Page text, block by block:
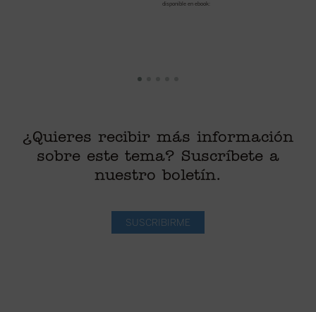
disponible en ebook:
¿Quieres recibir más información
sobre este tema? Suscríbete a
nuestro boletín.
SUSCRIBIRME